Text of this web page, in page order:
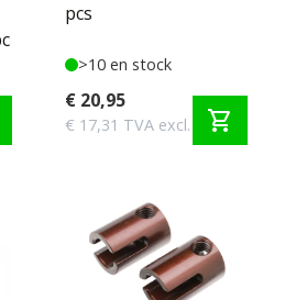
pcs
>10 en stock
€ 20,95
€ 17,31 TVA excl. shopping_cart